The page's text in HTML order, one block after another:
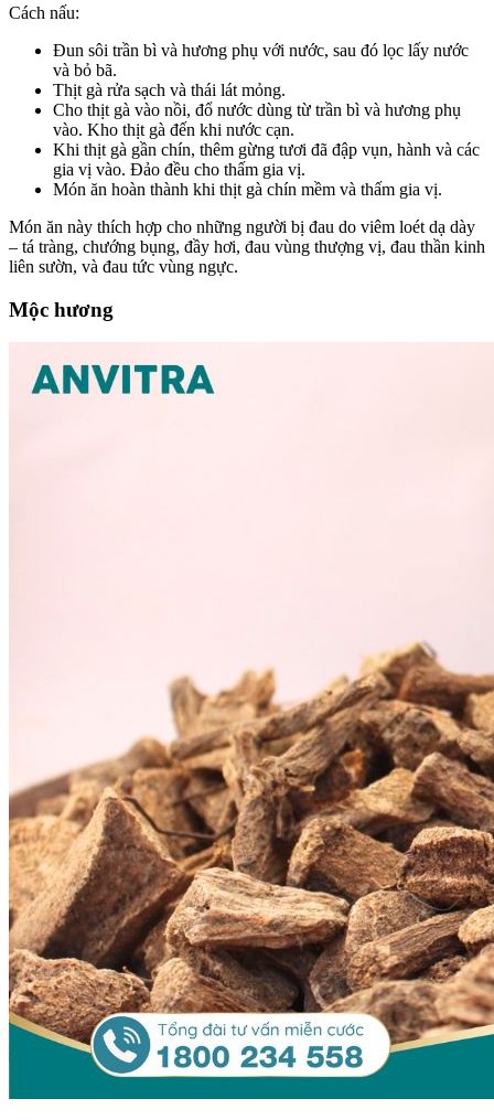
Cách nấu:
Đun sôi trần bì và hương phụ với nước, sau đó lọc lấy nước
và bỏ bã.
Thịt gà rửa sạch và thái lát mỏng.
Cho thịt gà vào nồi, đổ nước dùng từ trần bì và hương phụ
vào. Kho thịt gà đến khi nước cạn.
Khi thịt gà gần chín, thêm gừng tươi đã đập vụn, hành và các
gia vị vào. Đảo đều cho thấm gia vị.
Món ăn hoàn thành khi thịt gà chín mềm và thấm gia vị.
Món ăn này thích hợp cho những người bị đau do viêm loét dạ dày
– tá tràng, chướng bụng, đầy hơi, đau vùng thượng vị, đau thần kinh
liên sườn, và đau tức vùng ngực.
Mộc hương